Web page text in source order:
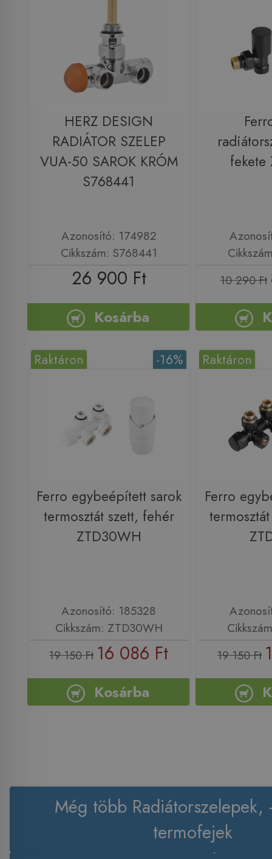
HERZ DESIGN
RADIÁTOR SZELEP
VUA-50 SAROK KRÓM
S768441
Azonosító: 174982
Cikkszám: S768441
26 900 Ft
Kosárba
fekete
10 290 Ft
-16%
Raktáron
Ferro egybeépített sarok
termosztát szett, fehér
ZTD30WH
Azonosító: 185328
Cikkszám: ZTD30WH
19 150 Ft 16 086 Ft
Kosárba
Raktáron
Ferro
19 150 Ft
Még több Radiátorszelepek,
termofejek